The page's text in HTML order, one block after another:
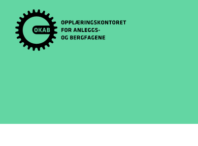
content